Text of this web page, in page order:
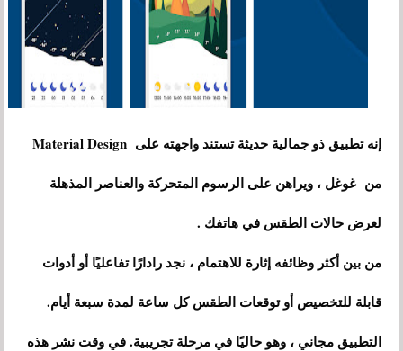
إنه تطبيق ذو جمالية حديثة تستند واجهته على Material Design
من غوغل ، ويراهن على الرسوم المتحركة والعناصر المذهلة
لعرض حالات الطقس في هاتفك .
من بين أكثر وظائفه إثارة للاهتمام ، نجد رادارًا تفاعليًا أو أدوات
قابلة للتخصيص أو توقعات الطقس كل ساعة لمدة سبعة أيام.
التطبيق مجاني ، وهو حاليًا في مرحلة تجريبية. في وقت نشر هذه